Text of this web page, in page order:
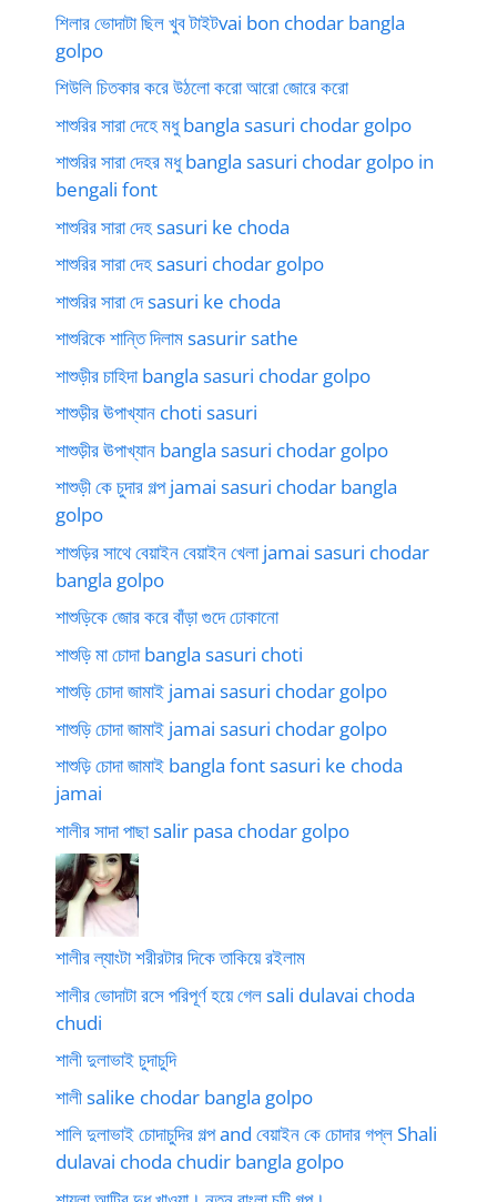
শিলার ভোদাটা ছিল খুব টাইটvai bon chodar bangla
golpo
শিউলি চিতকার করে উঠলো করো আরো জোরে করো
শাশুরির সারা দেহে মধু bangla sasuri chodar golpo
শাশুরির সারা দেহর মধু bangla sasuri chodar golpo in
bengali font
শাশুরির সারা দেহ sasuri ke choda
শাশুরির সারা দেহ sasuri chodar golpo
শাশুরির সারা দে sasuri ke choda
শাশুরিকে শান্তি দিলাম sasurir sathe
শাশুড়ীর চাহিদা bangla sasuri chodar golpo
শাশুড়ীর ঊপাখ্যান choti sasuri
শাশুড়ীর ঊপাখ্যান bangla sasuri chodar golpo
শাশুড়ী কে চুদার গল্প jamai sasuri chodar bangla
golpo
শাশুড়ির সাথে বেয়াইন বেয়াইন খেলা jamai sasuri chodar
bangla golpo
শাশুড়িকে জোর করে বাঁড়া গুদে ঢোকানো
শাশুড়ি মা চোদা bangla sasuri choti
শাশুড়ি চোদা জামাই jamai sasuri chodar golpo
শাশুড়ি চোদা জামাই jamai sasuri chodar golpo
শাশুড়ি চোদা জামাই bangla font sasuri ke choda
jamai
শালীর সাদা পাছা salir pasa chodar golpo
শালীর ল্যাংটা শরীরটার দিকে তাকিয়ে রইলাম
শালীর ভোদাটা রসে পরিপূর্ণ হয়ে গেল sali dulavai choda
chudi
শালী দুলাভাই চুদাচুদি
শালী salike chodar bangla golpo
শালি দুলাভাই চোদাচুদির গল্প and বেয়াইন কে চোদার গপ্ল Shali
dulavai choda chudir bangla golpo